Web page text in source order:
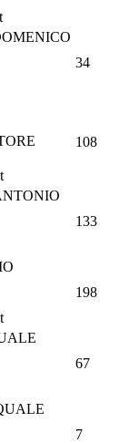
34
108
133
198
67
7